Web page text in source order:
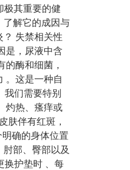
极其重要的健
了解它的成因与
失禁相关性
是，尿液中含
酶和细菌，
。这是一种自
我们需要特别
灼热、瘙痒或
肤伴有红斑，
确的身体位置
部、臀部以及
换护垫时 、每